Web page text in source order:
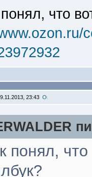
что
23:43
понял,